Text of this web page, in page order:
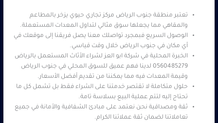
تعتبر منطقة جنوب الرياض مركز تجاري حيوي يزخر بالمطاعم
والمقاهي مما يجعلها سوق مثالي لتداول المعدات المستعملة.
الوصول السريع فبمجرد تواصلك معنا يصل فريقنا إلى موقعك في
أي مكان في جنوب الرياض خلال وقت قياسي.
الخبرة المحلية في شركة ابو العز لشراء الأثاث المستعمل بالرياض
0560485279 لدينا فهم عميق للسوق المحلي في جنوب الرياض
وقيمة المعدات فيه مما يمكننا من تقديم أفضل الأسعار.
حلول متكاملة لا تقتصر خدمتنا على الشراء فقط بل تشمل كل ما
تحتاج إليه لتتم عملية البيع بسلاسة تامة.
ثقة ومصداقية نحن نعتمد على مبادئ الشفافية والأمانة في جميع
تعاملاتنا لضمان ثقة عملائنا الكرام.